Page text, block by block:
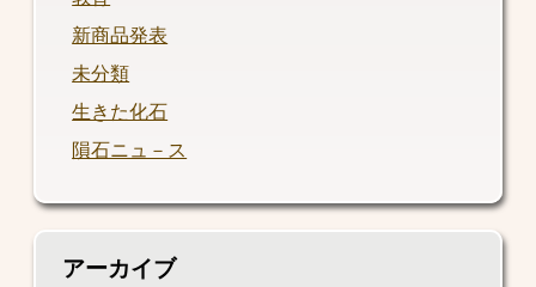
新商品発表
未分類
生きた化石
隕石ニュ－ス
アーカイブ